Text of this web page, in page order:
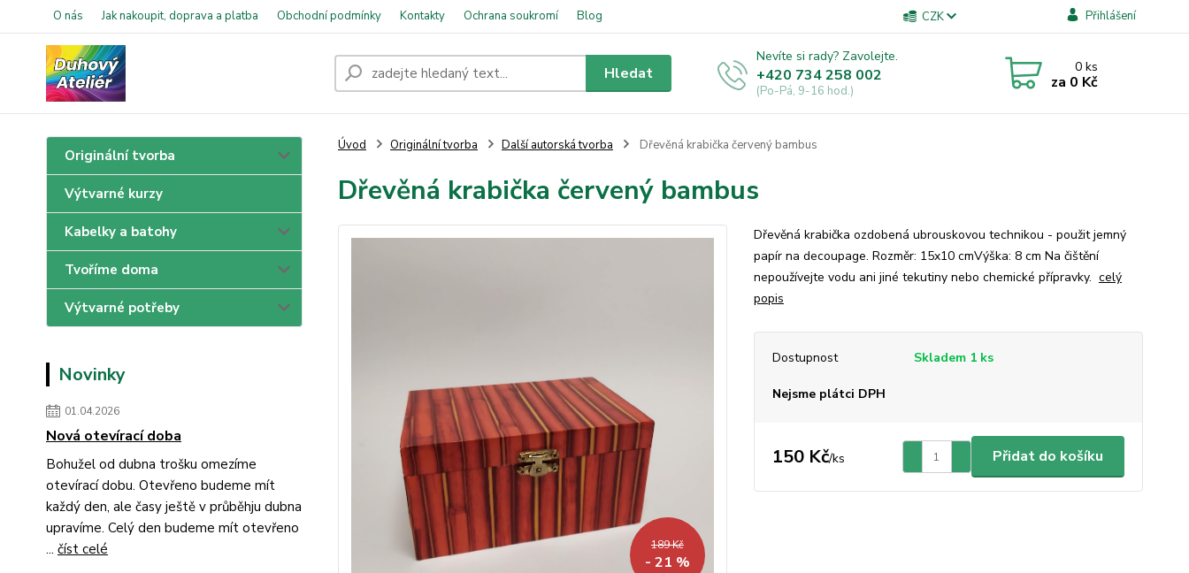
O nás Jak nakoupit, doprava a platba Obchodní podmínky Kontakty Ochrana soukromí Blog CZK Přihlášení
Hledat
Nevíte si rady? Zavolejte.
+420 734 258 002
(Po-Pá, 9-16 hod.)
0ks
za 0 Kč
Originální tvorba
Výtvarné kurzy
Kabelky a batohy
Tvoříme doma
Výtvarné potřeby
Novinky
01.04.2026
Nová otevírací doba
Bohužel od dubna trošku omezíme
otevírací dobu. Otevřeno budeme mít
každý den, ale časy ještě v průběhju dubna
upravíme. Celý den budeme mít otevřeno
... číst celé
Úvod Originální tvorba Další autorská tvorba Dřevěná krabička červený bambus
Dřevěná krabička červený bambus
189 Kč
- 21 %
Dřevěná krabička ozdobená ubrouskovou technikou - použit jemný
papír na decoupage. Rozměr: 15x10 cmVýška: 8 cm Na čištění
nepoužívejte vodu ani jiné tekutiny nebo chemické přípravky. celý
popis
Dostupnost Skladem 1 ks
Nejsme plátci DPH
150 Kč/ks Přidat do košíku